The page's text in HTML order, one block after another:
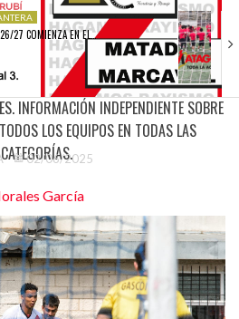
INFORMACIÓN INDEPENDIENTE SOBRE
LOS EQUIPOS EN TODAS LAS
CATEGORÍAS.
27 COMIENZA EN EL…
02/06/2025
García